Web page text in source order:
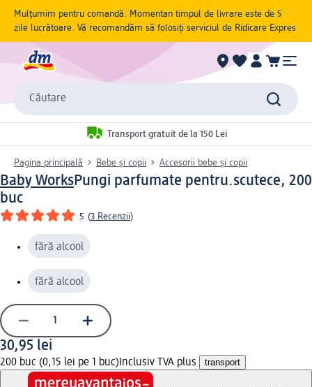
Mulțumim pentru comandă. Momentan timpul de livrare este de 5
zile lucrătoare. Vă recomandăm să folosiți serviciul de Ridicare Expres
Căutare
Transport gratuit de la 150 Lei
Pagina principală Bebe și copii Accesorii bebe și copii
Baby WorksPungi parfumate pentru.scutece, 200
buc
5 (3 Recenzii)
fără alcool
fără alcool
30,95 lei
200 buc (0,15 lei pe 1 buc) Inclusiv TVA plus transport